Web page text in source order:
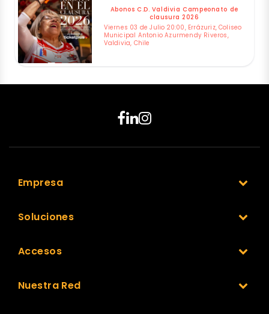
Abonos C.D. Valdivia Campeonato de
clausura 2026
Viernes 03 de Julio 20:00, Errázuriz, Coliseo
Municipal Antonio Azurmendy Riveros,
Valdivia, Chile
Empresa
Soluciones
Accesos
Nuestra Red